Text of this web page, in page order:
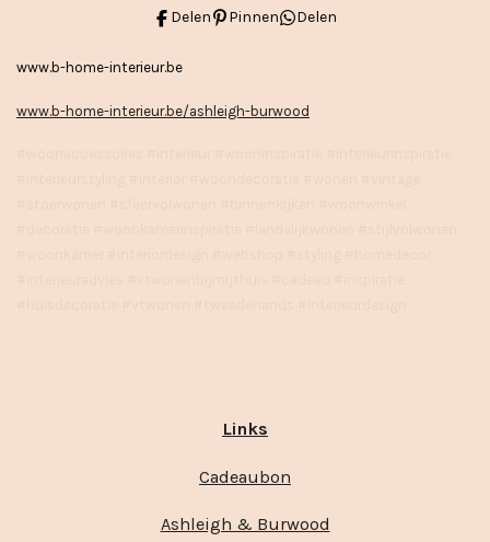
Delen Pinnen Delen
www.b-home-interieur.be
www.b-home-interieur.be/ashleigh-burwood
Links
Cadeaubon
Ashleigh & Burwood